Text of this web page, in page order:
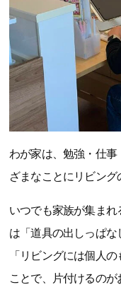
わが家は、勉強・仕
ざまなことにリビング
いつでも家族が集まれ
は「道具の出しっぱ
「リビングには個人
ことで、片付けるの